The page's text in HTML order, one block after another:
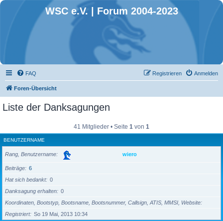
WSC e.V. | Forum 2004-2023
FAQ Anmelden
Registrieren
Foren-Übersicht
Liste der Danksagungen
41 Mitglieder • Seite 1 von 1
BENUTZERNAME
Rang, Benutzername wiero
Beiträge
6
Hat sich bedankt
0
Danksagung erhalten
0
Koordinaten, Bootstyp, Bootsname, Bootsnummer, Callsign, ATIS, MMSI, Website
Registriert
So 19 Mai, 2013 10:34